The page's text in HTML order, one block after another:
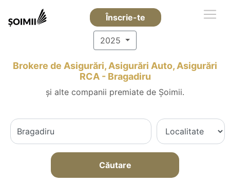
Înscrie-te
2025
Brokere de Asigurări, Asigurări Auto, Asigurări
RCA - Bragadiru
și alte companii premiate de Șoimii.
Căutare